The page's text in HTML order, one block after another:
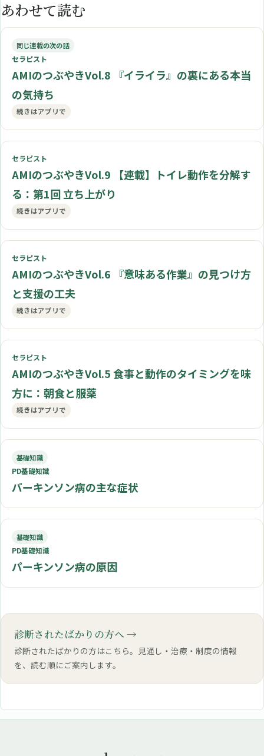
あわせて読む
同じ連載の次の話
セラピスト
AMIのつぶやきVol.8 『イライラ』の裏にある本当
の気持ち
続きはアプリで
セラピスト
AMIのつぶやきVol.9 【連載】トイレ動作を分解す
る：第1回 立ち上がり
続きはアプリで
セラピスト
AMIのつぶやきVol.6 『意味ある作業』の見つけ方
と支援の工夫
続きはアプリで
セラピスト
AMIのつぶやきVol.5 食事と動作のタイミングを味
方に：朝食と服薬
続きはアプリで
基礎知識
PD基礎知識
パーキンソン病の主な症状
基礎知識
PD基礎知識
パーキンソン病の原因
診断されたばかりの方へ
診断されたばかりの方はこちら。見通し・治療・制度の情報
を、読む順にご案内します。